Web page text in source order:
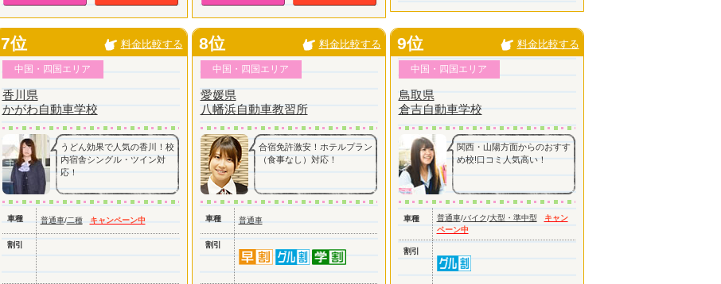
7位 料金比較する
中国・四国エリア
香川県
かがわ自動車学校
うどん効果で人気の香川！校
内宿舎シングル・ツイン対
応！
車種 普通車/二種 キャンペーン中
割引
8位 料金比較する
中国・四国エリア
愛媛県
八幡浜自動車教習所
合宿免許激安！ホテルプラン
（食事なし）対応！
車種 普通車
割引
9位 料金比較する
中国・四国エリア
鳥取県
倉吉自動車学校
関西・山陽方面からのおすす
め校!口コミ人気高い！
車種 普通車/バイク/大型・準中型
キャン
ペーン中
割引